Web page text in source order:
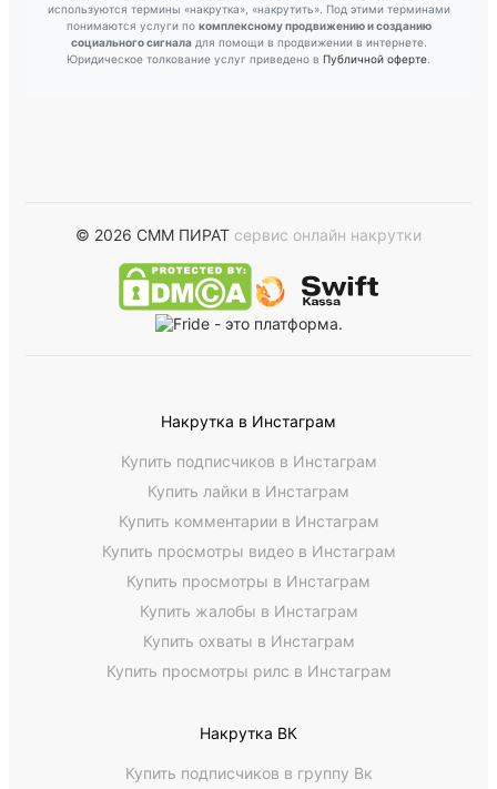
используются термины «накрутка», «накрутить». Под этими терминами
понимаются услуги по комплексному продвижению и созданию
социального сигналадля помощи в продвижении в интернете.
Юридическое толкование услуг приведено в Публичной оферте
© 2026 СММ ПИРАТ сервис онлайн накрутки
Накрутка в Инстаграм
Купить подписчиков в Инстаграм
Купить лайки в Инстаграм
Купить комментарии в Инстаграм
Купить просмотры видео в Инстаграм
Купить просмотры в Инстаграм
Купить жалобы в Инстаграм
Купить охваты в Инстаграм
Купить просмотры рилс в Инстаграм
Накрутка ВК
Купить подписчиков в группу Вк